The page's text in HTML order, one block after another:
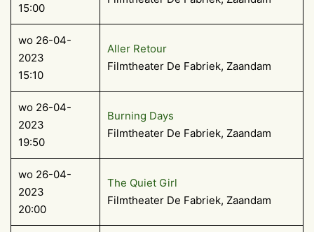
15:00
wo 26-04-
2023
15:10
Aller Retour
Filmtheater De Fabriek, Zaandam
wo 26-04-
2023
19:50
Burning Days
Filmtheater De Fabriek, Zaandam
wo 26-04-
2023
20:00
The Quiet Girl
Filmtheater De Fabriek, Zaandam